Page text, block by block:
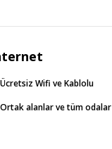
Ücretsiz Wifi ve Kablolu
Ortak alanlar ve tüm odalar